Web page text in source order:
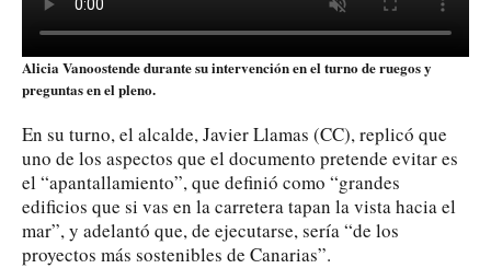
Alicia Vanoostende durante su intervención en el turno de ruegos y
preguntas en el pleno.
En su turno, el alcalde, Javier Llamas (CC), replicó que
uno de los aspectos que el documento pretende evitar es
el “apantallamiento”, que definió como “grandes
edificios que si vas en la carretera tapan la vista hacia el
mar”, y adelantó que, de ejecutarse, sería “de los
proyectos más sostenibles de Canarias”.